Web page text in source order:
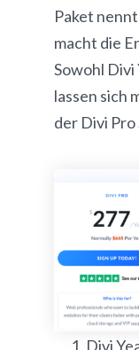
Paket
macht die
Sowohl Divi
lassen sich
der Divi
Divi